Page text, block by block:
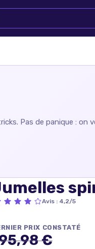
. Pas de panique : on
Avis: 4,2/5
PRIX CONSTATÉ
€